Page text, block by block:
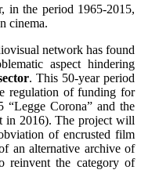
in the period 1965-2015,
cinema.
network has found
aspect hindering
. This 50-year period
regulation of funding for
“Legge Corona” and the
in 2016). The project will
of encrusted film
an alternative archive of
reinvent the category of